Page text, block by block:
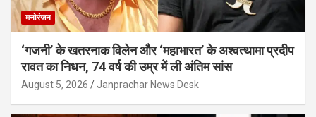
मनोरंजन
‘गजनी’ के खतरनाक विलेन और ‘महाभारत’ के अश्वत्थामा प्रदीप
रावत का निधन, 74 वर्ष की उम्र में ली अंतिम सांस
August 5, 2026 Janprachar News Desk